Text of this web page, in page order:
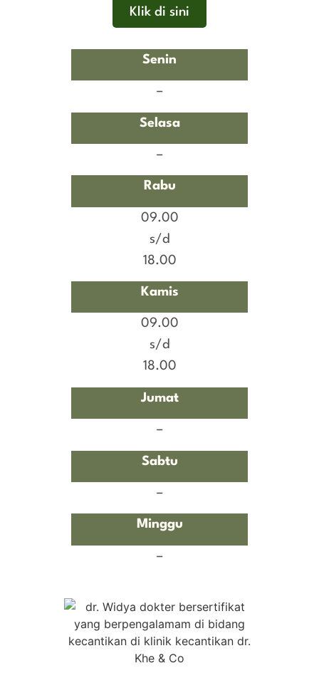
Klik di sini
Senin
–
Selasa
–
Rabu
09.00
s/d
18.00
Kamis
09.00
s/d
18.00
Jumat
–
Sabtu
–
Minggu
–